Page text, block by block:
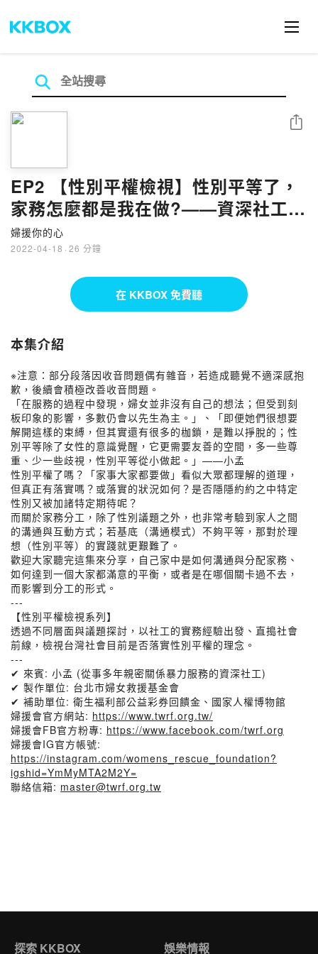
EP2 【性別平權檢視】性別平等了，
家務怎麼都是我在做?——資深社工談
家務分工中的性別議題
婦援你的心
2022-04-18 · 26 分鐘
分享
在 KKBOX 免費聽
本集介紹
※注意：部分段落因收音問題偶有雜音，若造成聽覺不適深感抱
歉，後續會積極改善收音問題。
「在服務的過程中發現，婦女並非沒有自己的想法；但受到刻
板印象的影響，多數仍會以先生為主。」、「即便她們很想要
解開這樣的束縛，但其實還有很多的枷鎖，是難以掙脫的；性
別平等除了女性的意識覺醒，它更需要友善的空間，多一些尊
重、少一些歧視，性別平等從小做起。」——小孟
性別平權了嗎？「家事大家都要做」看似大眾都理解的道理，
但真正有落實嗎？或落實的狀況如何？是否隱隱約約之中特定
性別又被加諸特定期待呢？
而關於家務分工，除了性別議題之外，也非常考驗到家人之間
的溝通與互動方式；若基底（溝通模式）不夠平等，那對於理
想（性別平等）的實踐就更艱難了。
歡迎大家聽完這集來分享，自己家中是如何溝通與分配家務、
如何達到一個大家都滿意的平衡，或者是在哪個關卡過不去，
而影響到分工的形式。
---
【性別平權檢視系列】
透過不同層面與議題探討，以社工的實務經驗出發、直搗社會
前線，檢視台灣社會目前是否落實性別平權的理念。
---
✔ 來賓: 小孟 (從事多年親密關係暴力服務的資深社工)
✔ 製作單位: 台北市婦女救援基金會
✔ 補助單位: 衛生福利部公益彩券回饋金、國家人權博物館
婦援會官方網站: https://www.twrf.org.tw/
婦援會FB官方粉專: https://www.facebook.com/twrf.org
婦援會IG官方帳號:
https://instagram.com/womens_rescue_foundation?
igshid=YmMyMTA2M2Y=
聯絡信箱: master@twrf.org.tw
探索 KKBOX 娛樂情報